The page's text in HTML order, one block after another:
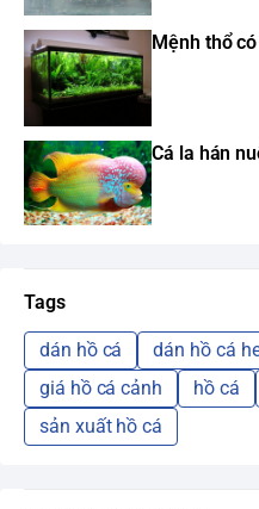
Mệnh thổ
Cá la hán
Tags
dán hồ cá
dán hồ cá
giá hồ cá cảnh
hồ cá
sản xuất hồ cá